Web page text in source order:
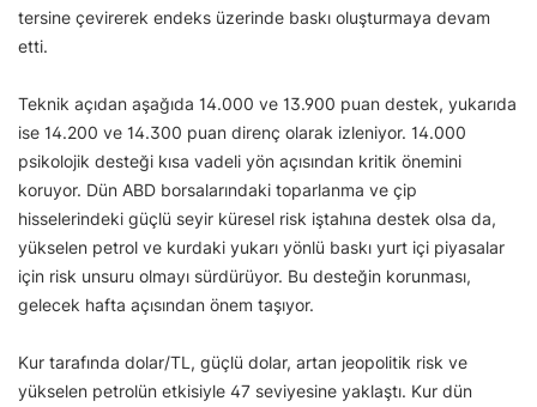
tersine çevirerek endeks üzerinde baskı oluşturmaya devam
etti.
Teknik açıdan aşağıda 14.000 ve 13.900 puan destek, yukarıda
ise 14.200 ve 14.300 puan direnç olarak izleniyor. 14.000
psikolojik desteği kısa vadeli yön açısından kritik önemini
koruyor. Dün ABD borsalarındaki toparlanma ve çip
hisselerindeki güçlü seyir küresel risk iştahına destek olsa da,
yükselen petrol ve kurdaki yukarı yönlü baskı yurt içi piyasalar
için risk unsuru olmayı sürdürüyor. Bu desteğin korunması,
gelecek hafta açısından önem taşıyor.
Kur tarafında dolar/TL, güçlü dolar, artan jeopolitik risk ve
yükselen petrolün etkisiyle 47 seviyesine yaklaştı. Kur dün